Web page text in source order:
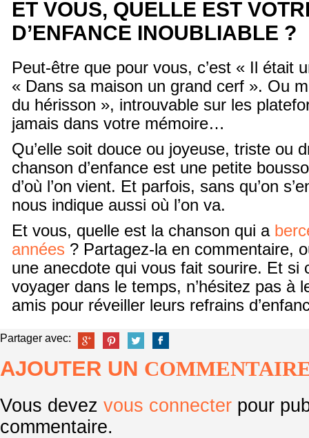
ET VOUS, QUELLE EST
D’ENFANCE INOUBLIABLE ?
Peut-être que pour vous, c’est « Il était
« Dans sa maison un grand cerf ». Ou
du hérisson », introuvable sur les
jamais dans votre mémoire…
Qu’elle soit douce ou joyeuse, triste ou
chanson d’enfance est une petite
d’où l’on vient. Et parfois, sans qu’on
nous indique aussi où l’on va.
Et vous, quelle est la chanson qui a
années ? Partagez-la en commentaire,
une anecdote qui vous fait sourire. Et si
voyager dans le temps, n’hésitez pas à
amis pour réveiller leurs refrains
Partager avec:
AJOUTER UN
Vous devez vous connecter pour
commentaire.